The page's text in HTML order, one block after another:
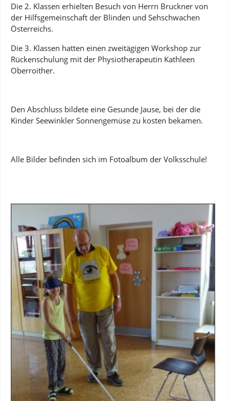
Die 2. Klassen erhielten Besuch von Herrn Bruckner von
der Hilfsgemeinschaft der Blinden und Sehschwachen
Österreichs.
Die 3. Klassen hatten einen zweitägigen Workshop zur
Rückenschulung mit der Physiotherapeutin Kathleen
Oberroither.
Den Abschluss bildete eine Gesunde Jause, bei der die
Kinder Seewinkler Sonnengemüse zu kosten bekamen.
Alle Bilder befinden sich im Fotoalbum der Volksschule!